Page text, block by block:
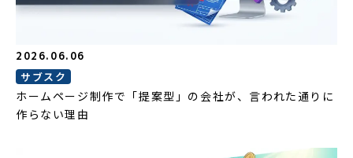
2026.06.06
サブスク
ホームページ制作で「提案型」の会社が、言われた通りに
作らない理由